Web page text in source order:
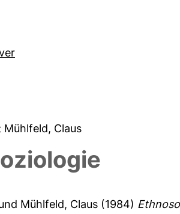
Mühlfeld, Claus
Mühlfeld, Claus (1984)